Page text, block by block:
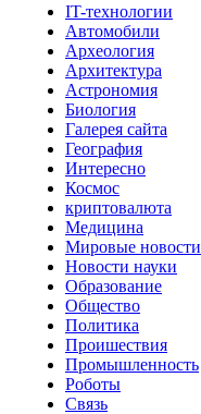
IT-технологии
Автомобили
Археология
Архитектура
Астрономия
Биология
Галерея сайта
География
Интересно
Космос
криптовалюта
Медицина
Мировые новости
Новости науки
Образование
Общество
Политика
Проишествия
Промышленность
Роботы
Связь